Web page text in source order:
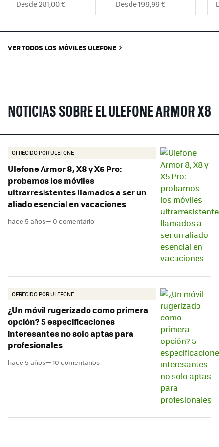
Desde 281,00 € Desde 199,99 €
VER TODOS LOS MÓVILES ULEFONE
NOTICIAS SOBRE EL ULEFONE ARMOR X8
OFRECIDO POR ULEFONE
Ulefone Armor 8, X8 y X5 Pro:
probamos los móviles
ultrarresistentes llamados a ser un
aliado esencial en vacaciones
hace 5 años— 0 comentario
OFRECIDO POR ULEFONE
¿Un móvil rugerizado como primera
opción? 5 especificaciones
interesantes no solo aptas para
profesionales
hace 5 años— 10 comentarios